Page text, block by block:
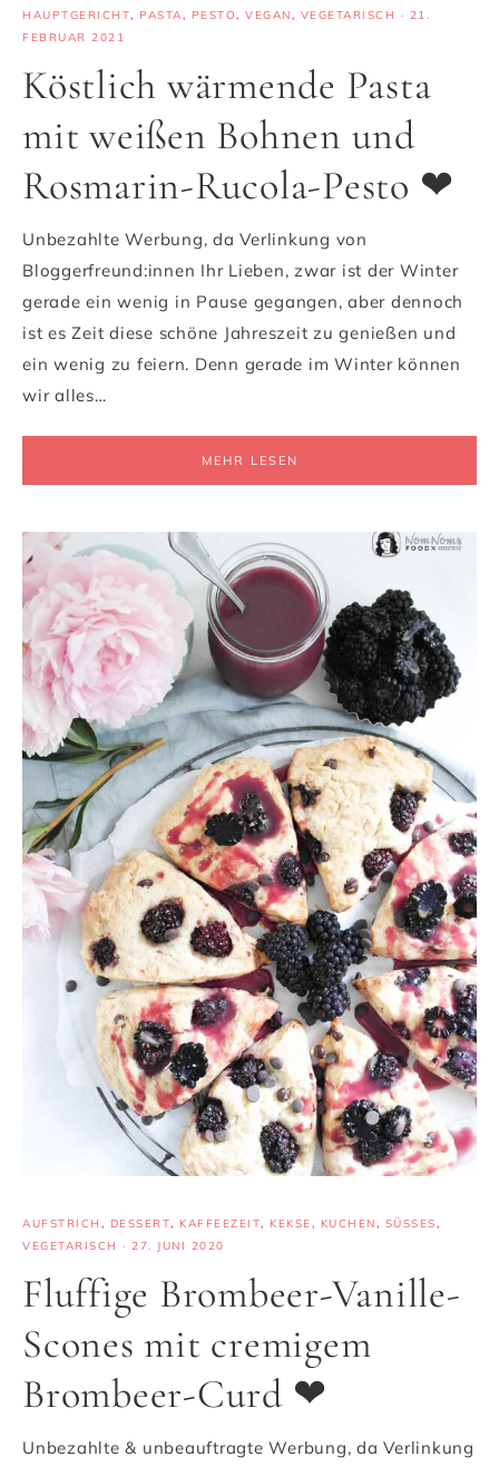
HAUPTGERICHT, PASTA, PESTO, VEGAN, VEGETARISCH · 21.
FEBRUAR 2021
Köstlich wärmende Pasta
mit weißen Bohnen und
Rosmarin-Rucola-Pesto ❤
Unbezahlte Werbung, da Verlinkung von
Bloggerfreund:innen Ihr Lieben, zwar ist der Winter
gerade ein wenig in Pause gegangen, aber dennoch
ist es Zeit diese schöne Jahreszeit zu genießen und
ein wenig zu feiern. Denn gerade im Winter können
wir alles…
MEHR LESEN
AUFSTRICH , DESSERT, KAFFEEZEIT, KEKSE, KUCHEN, SÜSSES
,
VEGETARISCH · 27. JUNI 2020
Fluffige Brombeer-Vanille-
Scones mit cremigem
Brombeer-Curd ❤
Unbezahlte & unbeauftragte Werbung, da Verlinkung